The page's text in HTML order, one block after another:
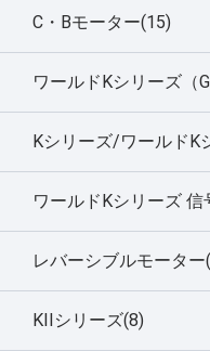
C・Bモーター(15)
ワールドKシリーズ（
Kシリーズ/ワールドK
ワールドKシリーズ
レバーシブルモーター
KIIシリーズ(8)